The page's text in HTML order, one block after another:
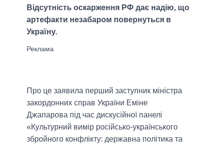
Відсутність оскарження РФ дає надію, що
артефакти незабаром повернуться в
Україну.
Про це заявила перший заступник міністра
закордонних справ України Еміне
Джапарова під час дискусійної панелі
«Культурний вимір російсько-українського
збройного конфлікту: державна політика та